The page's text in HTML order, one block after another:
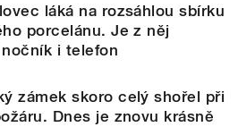
láká na rozsáhlou sbírku
porcelánu. Je z něj
i telefon
zámek skoro celý shořel při
Dnes je znovu krásně